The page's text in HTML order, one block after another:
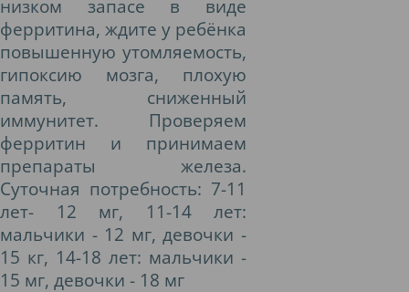
низком запасе в виде
ферритина, ждите у ребёнка
повышенную утомляемость,
гипоксию мозга, плохую
память, сниженный
иммунитет. Проверяем
ферритин и принимаем
препараты железа.
Суточная потребность: 7-11
лет- 12 мг, 11-14 лет:
мальчики - 12 мг, девочки -
15 кг, 14-18 лет: мальчики -
15 мг, девочки - 18 мг